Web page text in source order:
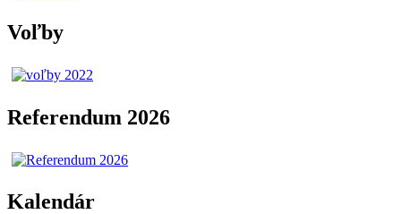
Voľby
Referendum 2026
Kalendár